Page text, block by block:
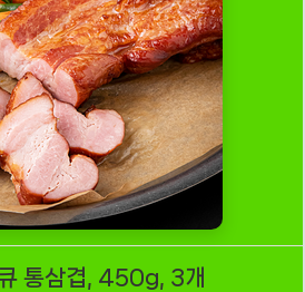
통삼겹, 450g, 3개